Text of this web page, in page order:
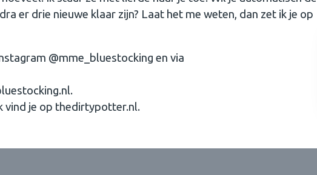
er drie nieuwe klaar zijn? Laat het me weten, dan zet ik je op
@mme_bluestocking en via
vind je op thedirtypotter.nl.